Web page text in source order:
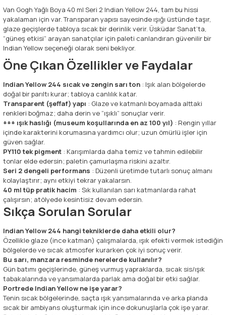
Van Gogh Yağlı Boya 40 ml Seri 2 Indian Yellow 244, tam bu hissi
yakalaman için var. Transparan yapısı sayesinde ışığı üstünde taşır,
glaze geçişlerde tabloya sıcak bir derinlik verir. Üsküdar Sanat’ta,
“güneş etkisi” arayan sanatçılar için paleti canlandıran güvenilir bir
Indian Yellow seçeneği olarak seni bekliyor.
Öne Çıkan Özellikler ve Faydalar
Indian Yellow 244 sıcak ve zengin sarı ton : Işık alan bölgelerde
doğal bir parıltı kurar; tabloya canlılık katar.
Transparent (şeffaf) yapı : Glaze ve katmanlı boyamada alttaki
renkleri boğmaz; daha derin ve “ışıklı” sonuçlar verir.
+++ ışık haslığı (museum koşullarında en az 100 yıl) : Rengin yıllar
içinde karakterini korumasına yardımcı olur; uzun ömürlü işler için
güven sağlar.
PY110 tek pigment : Karışımlarda daha temiz ve tahmin edilebilir
tonlar elde edersin; paletin çamurlaşma riskini azaltır.
Seri 2 dengeli performans : Düzenli üretimde tutarlı sonuç almanı
kolaylaştırır; aynı etkiyi tekrar yakalarsın.
40 ml tüp pratik hacim : Sık kullanılan sarı katmanlarda rahat
çalışırsın; atölyede kesintisiz devam edersin.
Sıkça Sorulan Sorular
Indian Yellow 244 hangi tekniklerde daha etkili olur?
Özellikle glaze (ince katman) çalışmalarda, ışık efekti vermek istediğin
bölgelerde ve sıcak atmosfer kurarken çok iyi sonuç verir.
Bu sarı, manzara resminde nerelerde kullanılır?
Gün batımı geçişlerinde, güneş vurmuş yapraklarda, sıcak sis/ışık
tabakalarında ve yansımalarda parlak ama doğal bir etki sağlar.
Portrede Indian Yellow ne işe yarar?
Tenin sıcak bölgelerinde, saçta ışık yansımalarında ve arka planda
sıcak bir ambiyans oluşturmak için ince dokunuşlarla çok işe yarar.